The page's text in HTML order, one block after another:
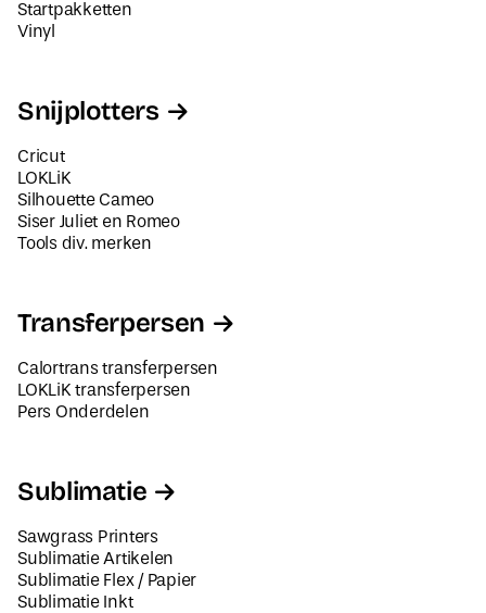
Startpakketten
Vinyl
Snijplotters
Cricut
LOKLiK
Silhouette Cameo
Siser Juliet en Romeo
Tools div. merken
Transferpersen
Calortrans transferpersen
LOKLiK transferpersen
Pers Onderdelen
Sublimatie
Sawgrass Printers
Sublimatie Artikelen
Sublimatie Flex / Papier
Sublimatie Inkt